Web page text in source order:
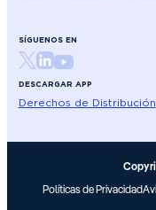
SÍGUENOS EN
DESCARGAR APP
Derechos de Distribución
Políticas de Privacidad